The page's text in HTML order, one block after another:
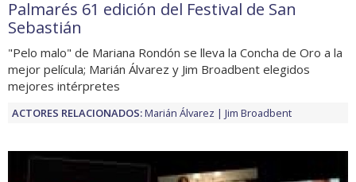
Palmarés 61 edición del Festival de San
Sebastián
"Pelo malo" de Mariana Rondón se lleva la Concha de Oro a la
mejor película; Marián Álvarez y Jim Broadbent elegidos
mejores intérpretes
ACTORES RELACIONADOS:Marián Álvarez Jim Broadbent